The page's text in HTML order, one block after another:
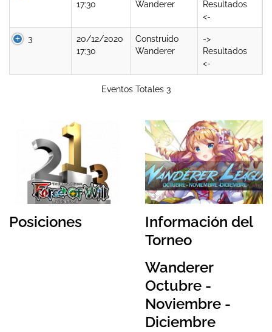
17:30
Wanderer
Resultados
<-
3
20/12/2020
17:30
Construido
Wanderer
->
Resultados
<-
Eventos Totales 3
Posiciones
Información del
Torneo
Wanderer
Octubre -
Noviembre -
Diciembre